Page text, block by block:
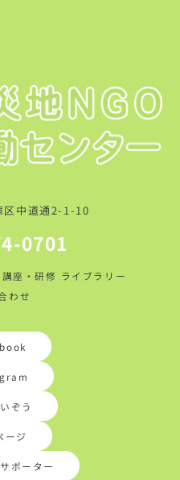
区中道通2-1-10
0701
講座・研修 ライブラリー
わせ
ぞう
ージ
ポーター